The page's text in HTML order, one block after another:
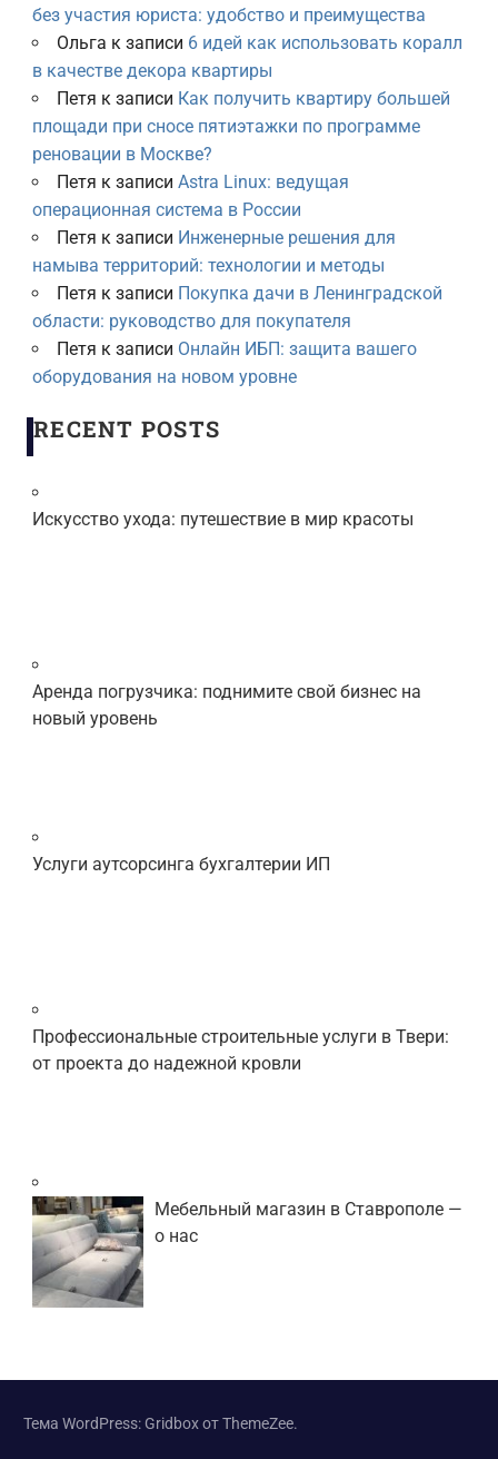
без участия юриста: удобство и преимущества
Ольга к записи 6 идей как использовать коралл
в качестве декора квартиры
Петя к записи Как получить квартиру большей
площади при сносе пятиэтажки по программе
реновации в Москве?
Петя к записи Astra Linux: ведущая
операционная система в России
Петя к записи Инженерные решения для
намыва территорий: технологии и методы
Петя к записи Покупка дачи в Ленинградской
области: руководство для покупателя
Петя к записи Онлайн ИБП: защита вашего
оборудования на новом уровне
RECENT POSTS
Искусство ухода: путешествие в мир красоты
Аренда погрузчика: поднимите свой бизнес на
новый уровень
Услуги аутсорсинга бухгалтерии ИП
Профессиональные строительные услуги в Твери:
от проекта до надежной кровли
Мебельный магазин в Ставрополе —
о нас
Тема WordPress: Gridbox от ThemeZee.